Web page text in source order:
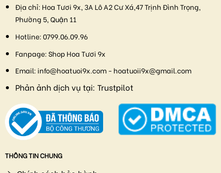
Địa chỉ: Hoa Tươi 9x, 3A Lô A2 Cư Xá,47 Trịnh Đình Trọng,
Phường 5, Quận 11
Hotline:0799.06.09.96
Fanpage:Shop Hoa Tươi 9x
Email: info@hoatuoi9x.com - hoatuoii9x@gmail.com
Phản ảnh dịch vụ tại: Trustpilot
THÔNG TIN CHUNG